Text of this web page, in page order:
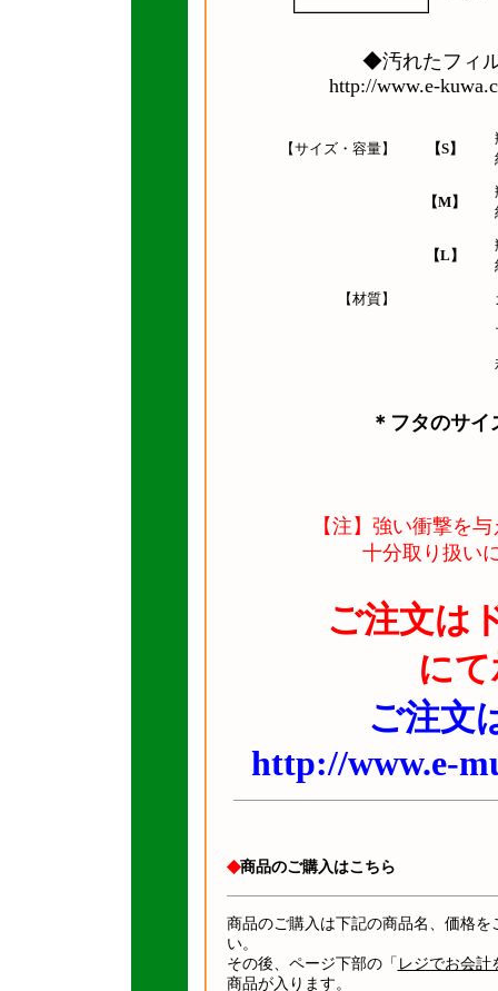
◆汚れたフィ
http://www.e-
【サイズ・容量】 【S】
【M】
【L】
【材質】
＊フタのサ
【注】強い衝撃を
十分取り扱い
ご注文は
に
ご注文
http://www.e-
◆商品のご購入はこちら
商品のご購入は下記の商品名、価格
い。
その後、ページ下部の「 レジでお会計
商品が入ります。